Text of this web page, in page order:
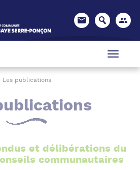
Les publications
et délibérations du
communautaires